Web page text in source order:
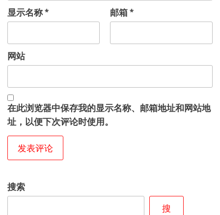
显示名称* 邮箱*
网站
在此浏览器中保存我的显示名称、邮箱地址和网站地
址，以便下次评论时使用。
搜索
搜